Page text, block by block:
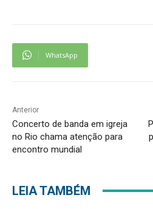
WhatsApp
Anterior
Concerto de banda em igreja
no Rio chama atenção para
encontro mundial
LEIA TAMBÉM